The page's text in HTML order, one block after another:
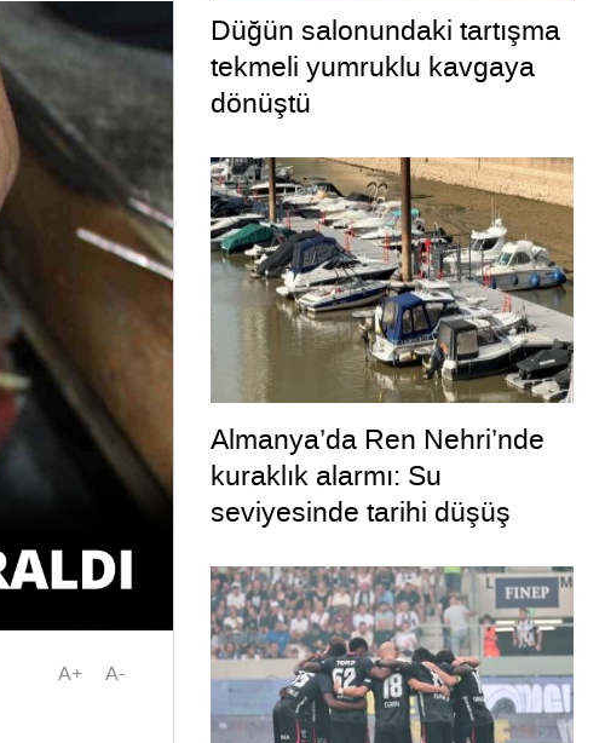
A+ A-
Düğün salonundaki tartışma
tekmeli yumruklu kavgaya
dönüştü
Almanya’da Ren Nehri’nde
kuraklık alarmı: Su
seviyesinde tarihi düşüş